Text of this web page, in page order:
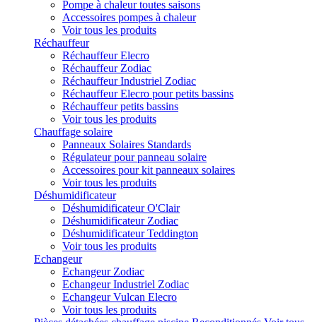
Pompe à chaleur toutes saisons
Accessoires pompes à chaleur
Voir tous les produits
Réchauffeur
Réchauffeur Elecro
Réchauffeur Zodiac
Réchauffeur Industriel Zodiac
Réchauffeur Elecro pour petits bassins
Réchauffeur petits bassins
Voir tous les produits
Chauffage solaire
Panneaux Solaires Standards
Régulateur pour panneau solaire
Accessoires pour kit panneaux solaires
Voir tous les produits
Déshumidificateur
Déshumidificateur O'Clair
Déshumidificateur Zodiac
Déshumidificateur Teddington
Voir tous les produits
Echangeur
Echangeur Zodiac
Echangeur Industriel Zodiac
Echangeur Vulcan Elecro
Voir tous les produits